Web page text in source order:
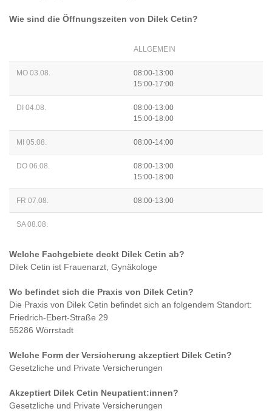
Wie sind die Öffnungszeiten von Dilek Cetin?
ALLGEMEIN
MO 03.08.
08:00-13:00
15:00-17:00
DI 04.08.
08:00-13:00
15:00-18:00
MI 05.08. 08:00-14:00
DO 06.08.
08:00-13:00
15:00-18:00
FR 07.08. 08:00-13:00
SA 08.08.
Welche Fachgebiete deckt Dilek Cetin ab?
Dilek Cetin ist Frauenarzt, Gynäkologe
Wo befindet sich die Praxis von Dilek Cetin?
Die Praxis von Dilek Cetin befindet sich an folgendem Standort:
Friedrich-Ebert-Straße 29
55286 Wörrstadt
Welche Form der Versicherung akzeptiert Dilek Cetin?
Gesetzliche und Private Versicherungen
Akzeptiert Dilek Cetin Neupatient:innen?
Gesetzliche und Private Versicherungen